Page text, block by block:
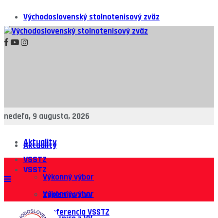
Východoslovenský stolnotenisový zväz
nedeľa, 9 augusta, 2026
Aktuality
VSSTZ
Výkonný výbor
Zápisnice z VV
Konferencia VSSTZ
Aktuality
VSSTZ
Výkonný výbor